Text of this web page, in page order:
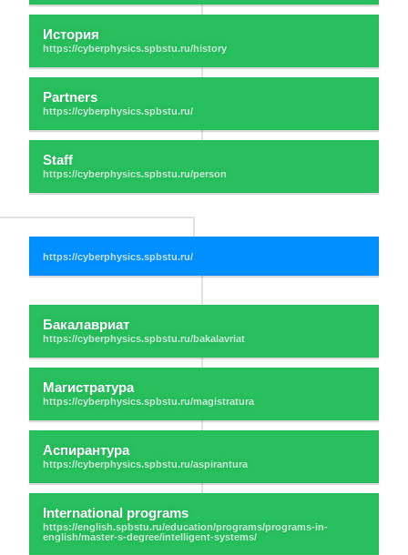
История
Partners
Staff
Бакалавриат
Магистратура
Аспирантура
International programs